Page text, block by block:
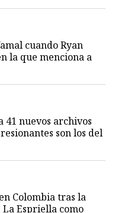
cuando Ryan
la que menciona a
41 nuevos archivos
son los del
Colombia tras la
La Espriella como